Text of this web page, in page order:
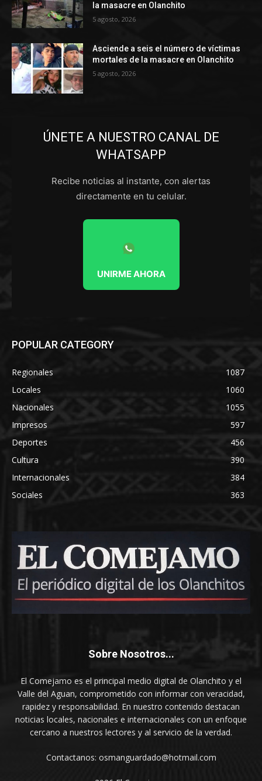
la masacre en Olanchito
5 agosto, 2026
Asciende a seis el número de víctimas
mortales de la masacre en Olanchito
5 agosto, 2026
ÚNETE A NUESTRO CANAL DE
WHATSAPP
Recibe noticias al instante, con alertas
directamente en tu celular.
UNIRME AHORA
POPULAR CATEGORY
Regionales
1087
Locales
1060
Nacionales
1055
Impresos
597
Deportes
456
Cultura
390
Internacionales
384
Sociales
363
Sobre Nosotros...
El Comejamo es el principal medio digital de Olanchito y el
Valle del Aguan, comprometido con informar con veracidad,
rapidez y responsabilidad. En nuestro contenido destacan
noticias locales, nacionales e internacionales con un enfoque
cercano a nuestros lectores y al servicio de la verdad.
Contactanos: osmanguardado@hotmail.com